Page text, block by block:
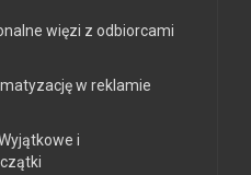
więzi z odbiorcami
w reklamie
i